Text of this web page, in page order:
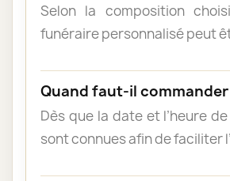
Selon la composition
funéraire personnalisé peut
Quand faut-il commander
Dès que la date et l’heure
sont connues afin de faciliter